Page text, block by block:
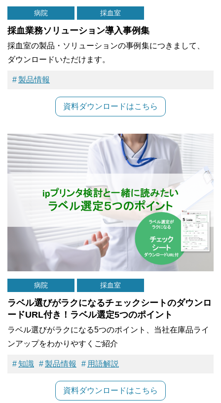
病院 採血室
採血業務ソリューション導入事例集
採血室の製品・ソリューションの事例集につきまして、
ダウンロードいただけます。
製品情報
資料ダウンロードはこちら
病院 採血室
ラベル選びがラクになるチェックシートのダウンロ
ードURL付き！ラベル選定5つのポイント
ラベル選びがラクになる5つのポイント、当社在庫品ライ
ンアップをわかりやすくご紹介
知識 製品情報 用語解説
資料ダウンロードはこちら